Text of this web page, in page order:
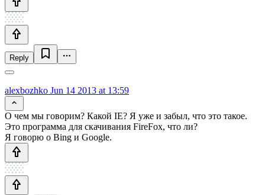
Reply
alexbozhko Jun 14 2013 at 13:59
О чем мы говорим? Какой IE? Я уже и забыл, что это такое.
Это программа для скачивания FireFox, что ли?
Я говорю о Bing и Google.